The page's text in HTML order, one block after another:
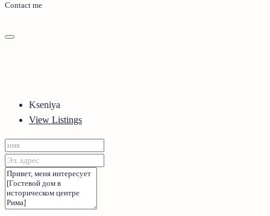
Contact me
Kseniya
View Listings